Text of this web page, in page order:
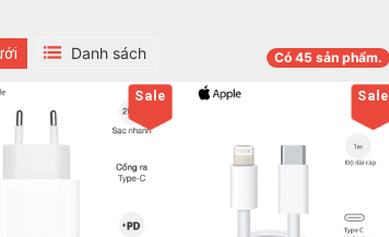
Danh sách Có 45 sản phẩm.
Sale Sale